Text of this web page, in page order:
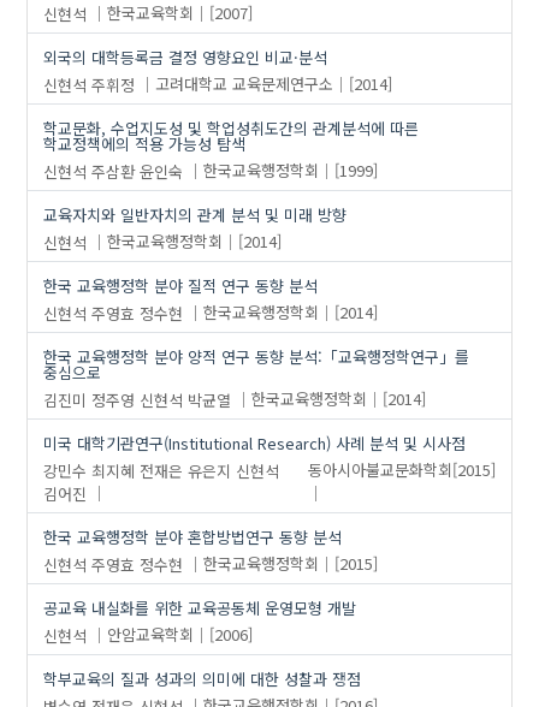
financial policy
g..
governance
i…
li…
network
quantitative research
researchthemes
trends analysis
거버넌스
결정구조
고등교육
교육자치
교육행정
교육행정학연구동향
네트워크
대학등록금
대학재정지원제도
동향 분석
성과지표
연계?협력
연구 동향 분석
질 제고
질보장
학부교육
신현석
한국교육학회
[2007]
외국의 대학등록금 결정 영향요인 비교·분석
신현석 주휘정 고려대학교 교육문제연구소
[2014]
학교문화, 수업지도성 및 학업성취도간의 관계분석에 따른
학교정책에의 적용 가능성 탐색
신현석 주삼환 윤인숙 한국교육행정학회
[1999]
교육자치와 일반자치의 관계 분석 및 미래 방향
신현석
한국교육행정학회
[2014]
한국 교육행정학 분야 질적 연구 동향 분석
신현석 주영효 정수현 한국교육행정학회
[2014]
한국 교육행정학 분야 양적 연구 동향 분석:「교육행정학연구」를
중심으로
김진미 정주영 신현석 박균열 한국교육행정학회
[2014]
미국 대학기관연구(Institutional Research) 사례 분석 및 시사점
강민수 최지혜 전재은 유은지 신현석
김어진
동아시아불교문화학회[2015]
한국 교육행정학 분야 혼합방법연구 동향 분석
신현석 주영효 정수현 한국교육행정학회
[2015]
공교육 내실화를 위한 교육공동체 운영모형 개발
신현석
안암교육학회
[2006]
학부교육의 질과 성과의 의미에 대한 성찰과 쟁점